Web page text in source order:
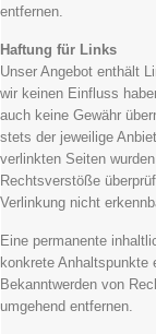
entfernen.
Haftung für Links
Unser Angebot enthält
wir keinen Einfluss
auch keine Gewähr
stets der jeweilige
verlinkten Seiten
Rechtsverstöße
Verlinkung nicht
Eine permanente
konkrete Anhaltspunkte
Bekanntwerden von
umgehend entfernen.